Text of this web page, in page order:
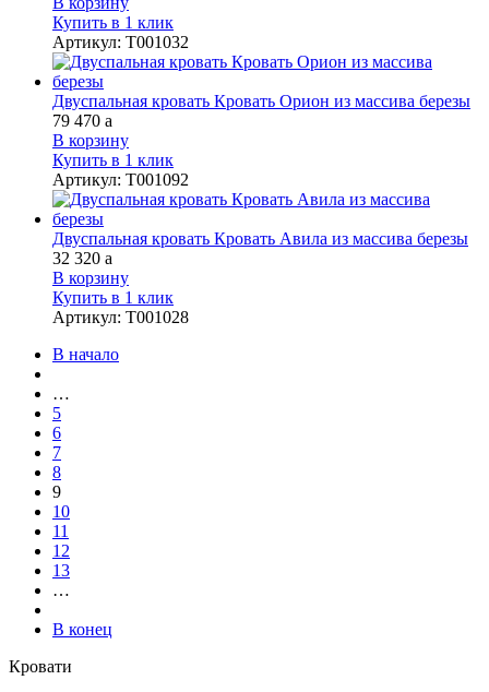
Купить в 1 клик
Артикул: Т001032
Двуспальная кровать Кровать Орион из массива березы
79 470 a
В корзину
Купить в 1 клик
Артикул: Т001092
Двуспальная кровать Кровать Авила из массива березы
32 320 a
В корзину
Купить в 1 клик
Артикул: Т001028
В начало
…
5
6
7
8
9
10
11
12
13
…
В конец
Кровати